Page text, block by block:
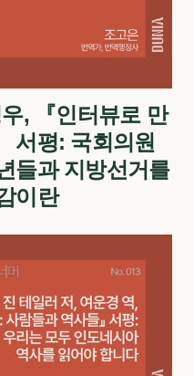
, 『인터뷰로 만
서평: 국회의원
들과 지방선거를
이란